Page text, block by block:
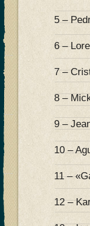
5 –
6 –
7 –
8 –
9 –
10 –
11 –
12 –